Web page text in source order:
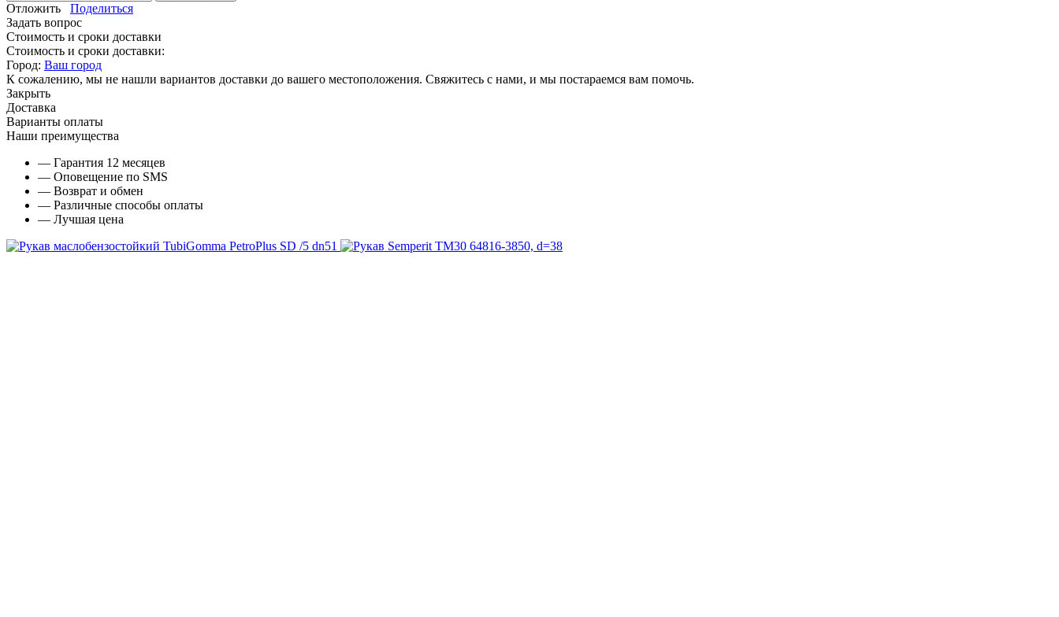
Отложить
Поделиться
Задать вопрос
Стоимость и сроки доставки
Стоимость и сроки доставки:
Город: Ваш город
К сожалению, мы не нашли вариантов доставки до вашего местоположения. Свяжитесь с нами, и мы постараемся вам помочь.
Закрыть
Доставка
Варианты оплаты
Наши преимущества
— Гарантия 12 месяцев
— Оповещение по SMS
— Возврат и обмен
— Различные способы оплаты
— Лучшая цена